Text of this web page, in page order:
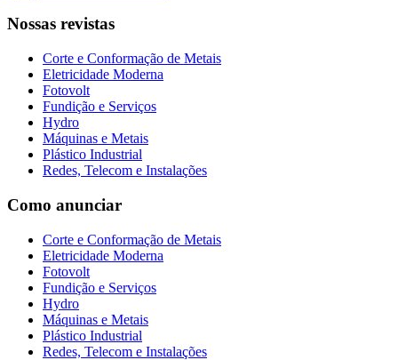
Nossas revistas
Corte e Conformação de Metais
Eletricidade Moderna
Fotovolt
Fundição e Serviços
Hydro
Máquinas e Metais
Plástico Industrial
Redes, Telecom e Instalações
Como anunciar
Corte e Conformação de Metais
Eletricidade Moderna
Fotovolt
Fundição e Serviços
Hydro
Máquinas e Metais
Plástico Industrial
Redes, Telecom e Instalações